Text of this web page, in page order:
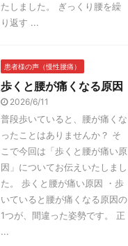
たしました。 ぎっくり腰を繰
り返す ...
患者様の声（慢性腰痛）
歩くと腰が痛くなる原因
2026/6/11
普段歩いていると、腰が痛くな
ったことはありませんか？ そ
こで今回は「歩くと腰が痛い原
因」についてお伝えいたしまし
た。 歩くと腰が痛い原因 ・歩
いていると腰が痛くなる原因の
1つが、間違った姿勢です。 正
...